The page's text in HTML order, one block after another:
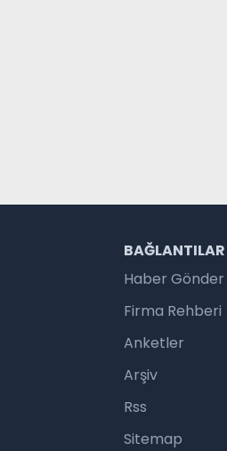
BAĞLANTILAR
Haber Gönder
Firma Rehberi
Anketler
Arşiv
Rss
Sitemap